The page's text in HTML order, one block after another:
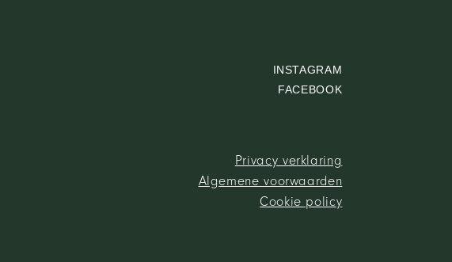
INSTAGRAM
FACEBOOK
Privacy verklaring
Algemene voorwaarden
Cookie policy